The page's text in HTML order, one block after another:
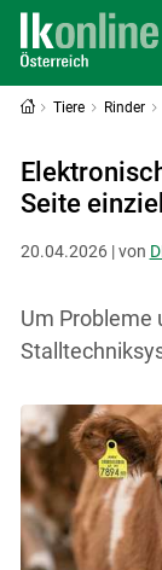
Tiere Rinder
Seite
20.04.2026 | von
Um Probleme